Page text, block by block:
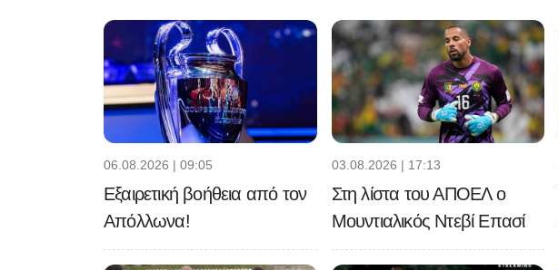
06.08.2026 | 09:05
Εξαιρετική βοήθεια από τον
Απόλλωνα!
03.08.2026 | 17:13
Στη λίστα του ΑΠΟΕΛ ο
Μουντιαλικός Ντεβί Επασί